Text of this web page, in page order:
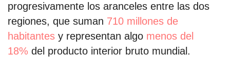
timeline
chequeo
descargables
progresivamente los aranceles entre las dos
regiones, que suman 710 millones de
habitantes y representan algo menos del
18% del producto interior bruto mundial.